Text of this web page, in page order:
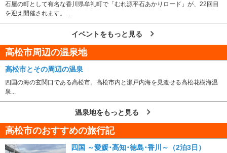
石屋の町として有名な香川県牟礼町で「むれ源平石あかりロード」が、22回目
を迎え開催されます。...
イベントをもっと見る
高松市周辺の温泉地
高松市とその周辺の温泉
四国の海の玄関口である高松市。高松市内と瀬戸内海を見渡せる高松花樹海温
泉...
温泉地をもっと見る
高松市のおすすめの旅行記
四国 ～愛媛･高知･徳島･香川～（2泊3日）